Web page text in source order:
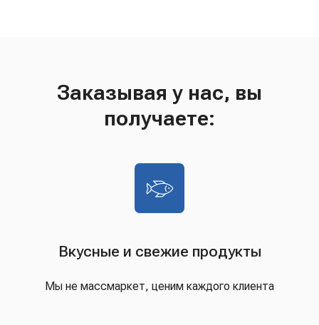
Заказывая у нас, вы
получаете:
Вкусные и свежие продукты
Мы не массмаркет, ценим каждого клиента